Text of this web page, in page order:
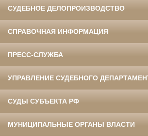
СУДЕБНОЕ ДЕЛОПРОИЗВОДСТВО
СПРАВОЧНАЯ ИНФОРМАЦИЯ
ПРЕСС-СЛУЖБА
УПРАВЛЕНИЕ СУДЕБНОГО
СУДЫ СУБЪЕКТА РФ
МУНИЦИПАЛЬНЫЕ ОРГАНЫ ВЛАСТИ